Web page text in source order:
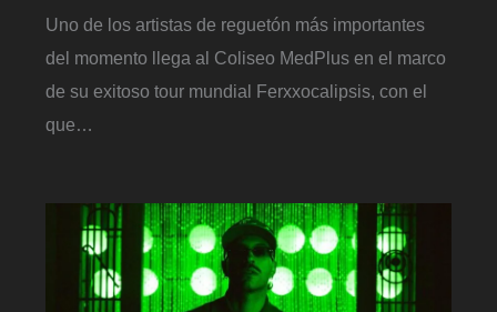
Uno de los artistas de reguetón más importantes
del momento llega al Coliseo MedPlus en el marco
de su exitoso tour mundial Ferxxocalipsis, con el
que…